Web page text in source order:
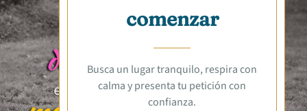
comenzar
Busca un lugar tranquilo, respira con
calma y presenta tu petición con
confianza.